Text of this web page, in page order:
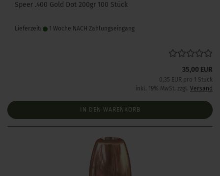
Speer .400 Gold Dot 200gr 100 Stück
Lieferzeit: 1 Woche NACH Zahlungseingang
35,00 EUR
0,35 EUR pro 1 Stück
inkl. 19% MwSt. zzgl. Versand
IN DEN WARENKORB